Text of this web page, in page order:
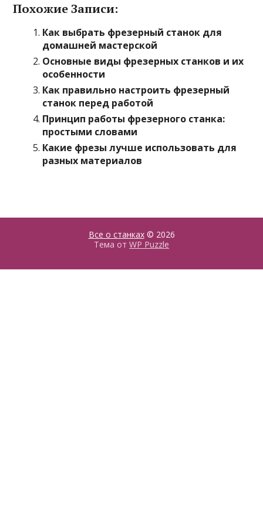
Похожие Записи:
Как выбрать фрезерный станок для
домашней мастерской
Основные виды фрезерных станков и их
особенности
Как правильно настроить фрезерный
станок перед работой
Принцип работы фрезерного станка:
простыми словами
Какие фрезы лучше использовать для
разных материалов
Все о станках© 2026
Тема от WP Puzzle